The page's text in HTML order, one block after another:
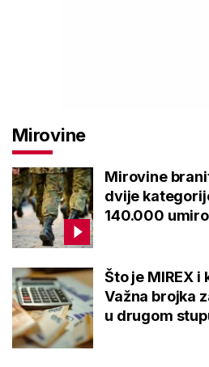
Mirovine
Mirovine
dvije
140.000
Što je MIREX i
Važna brojka
u drugom